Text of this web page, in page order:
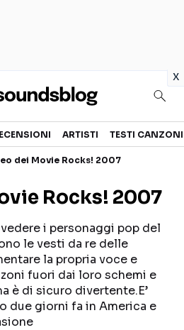
x
TESTI CANZONI
TOUR ED EVENTI
TALENT SHOW
ARTISTI TESTI CANZONI
dei Movie Rocks! 2007
Rocks! 2007
i personaggi pop del
le vesti da re delle
la propria voce e
fuori dai loro schemi e
è di sicuro divertente.E’
due giorni fa in America e